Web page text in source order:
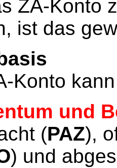
ZA-Konto
ist das
Konto
und
(PAZ),
) und